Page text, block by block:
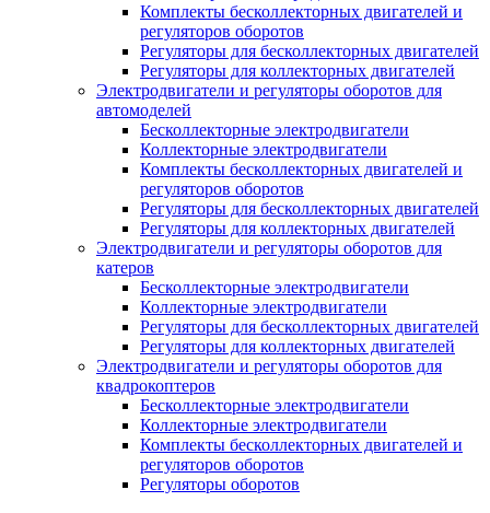
Комплекты бесколлекторных двигателей и
регуляторов оборотов
Регуляторы для бесколлекторных двигателей
Регуляторы для коллекторных двигателей
Электродвигатели и регуляторы оборотов для
автомоделей
Бесколлекторные электродвигатели
Коллекторные электродвигатели
Комплекты бесколлекторных двигателей и
регуляторов оборотов
Регуляторы для бесколлекторных двигателей
Регуляторы для коллекторных двигателей
Электродвигатели и регуляторы оборотов для
катеров
Бесколлекторные электродвигатели
Коллекторные электродвигатели
Регуляторы для бесколлекторных двигателей
Регуляторы для коллекторных двигателей
Электродвигатели и регуляторы оборотов для
квадрокоптеров
Бесколлекторные электродвигатели
Коллекторные электродвигатели
Комплекты бесколлекторных двигателей и
регуляторов оборотов
Регуляторы оборотов